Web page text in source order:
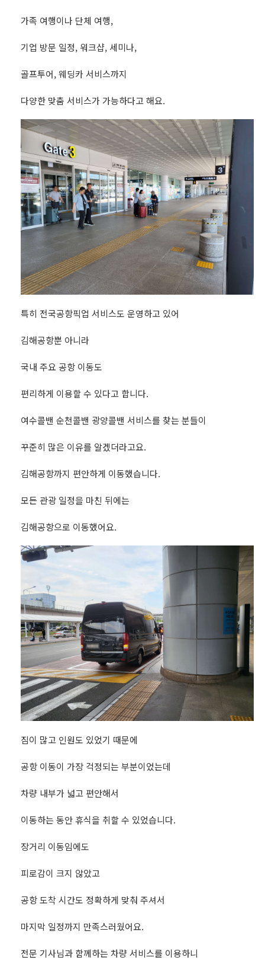
가족 여행이나 단체 여행,
기업 방문 일정, 워크샵, 세미나,
골프투어, 웨딩카 서비스까지
다양한 맞춤 서비스가 가능하다고 해요.
특히 전국공항픽업 서비스도 운영하고 있어
김해공항뿐 아니라
국내 주요 공항 이동도
편리하게 이용할 수 있다고 합니다.
여수콜밴 순천콜밴 광양콜밴 서비스를 찾는 분들이
꾸준히 많은 이유를 알겠더라고요.
김해공항까지 편안하게 이동했습니다.
모든 관광 일정을 마친 뒤에는
김해공항으로 이동했어요.
짐이 많고 인원도 있었기 때문에
공항 이동이 가장 걱정되는 부분이었는데
차량 내부가 넓고 편안해서
이동하는 동안 휴식을 취할 수 있었습니다.
장거리 이동임에도
피로감이 크지 않았고
공항 도착 시간도 정확하게 맞춰 주셔서
마지막 일정까지 만족스러웠어요.
전문 기사님과 함께하는 차량 서비스를 이용하니